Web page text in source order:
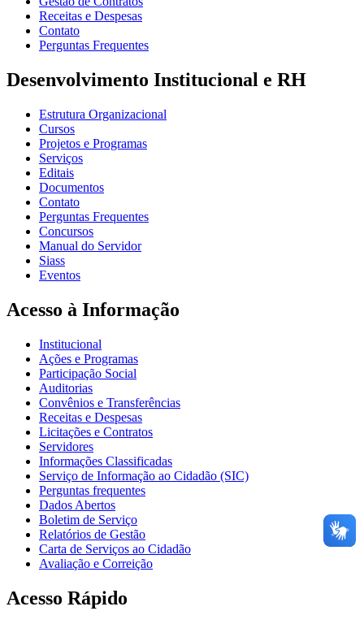
Receitas e Despesas
Contato
Perguntas Frequentes
Desenvolvimento Institucional e RH
Estrutura Organizacional
Cursos
Projetos e Programas
Serviços
Editais
Documentos
Contato
Perguntas Frequentes
Concursos
Manual do Servidor
Siass
Eventos
Acesso à Informação
Institucional
Ações e Programas
Participação Social
Auditorias
Convênios e Transferências
Receitas e Despesas
Licitações e Contratos
Servidores
Informações Classificadas
Serviço de Informação ao Cidadão (SIC)
Perguntas frequentes
Dados Abertos
Boletim de Serviço
Relatórios de Gestão
Carta de Serviços ao Cidadão
Avaliação e Correição
Acesso Rápido